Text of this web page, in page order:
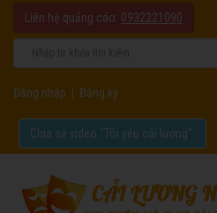
Liên hệ quảng cáo: 0932221090
Đăng nhập Đăng ký
Chia sẻ video "Tôi yêu cải lương".